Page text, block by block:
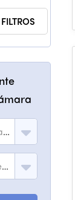
Seleccione un fabricante
Escriba el nombre del modelo